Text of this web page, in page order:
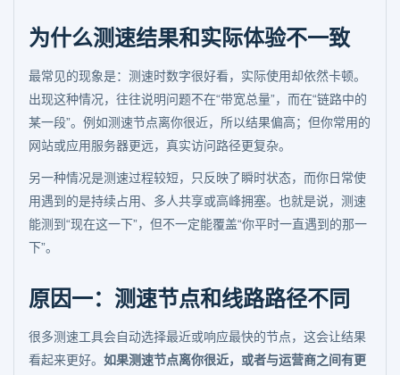
为什么测速结果和实际体验不一致
最常见的现象是：测速时数字很好看，实际使用却依然卡顿。
出现这种情况，往往说明问题不在“带宽总量”，而在“链路中的
某一段”。例如测速节点离你很近，所以结果偏高；但你常用的
网站或应用服务器更远，真实访问路径更复杂。
另一种情况是测速过程较短，只反映了瞬时状态，而你日常使
用遇到的是持续占用、多人共享或高峰拥塞。也就是说，测速
能测到“现在这一下”，但不一定能覆盖“你平时一直遇到的那一
下”。
原因一：测速节点和线路路径不同
很多测速工具会自动选择最近或响应最快的节点，这会让结果
看起来更好。 如果测速节点离你很近，或者与运营商之间有更